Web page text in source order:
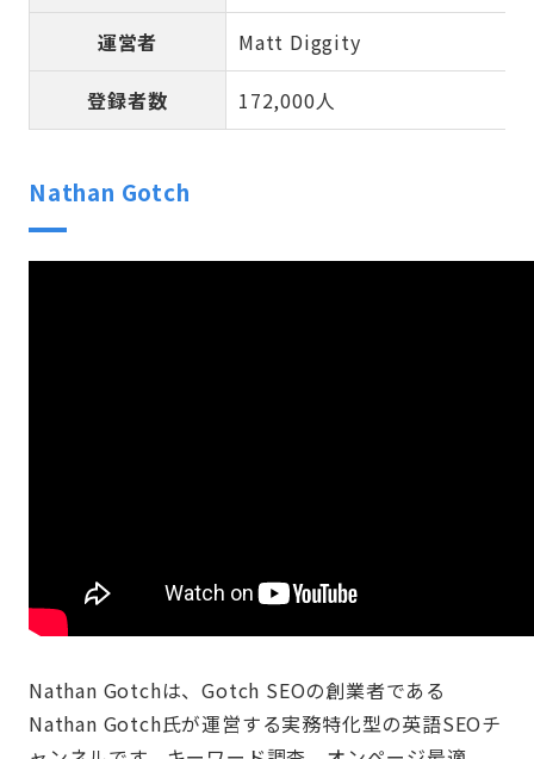
運営者 Matt Diggity
登録者数 172,000人
Nathan Gotch
Nathan Gotchは、Gotch SEOの創業者である
Nathan Gotch氏が運営する実務特化型の英語SEOチ